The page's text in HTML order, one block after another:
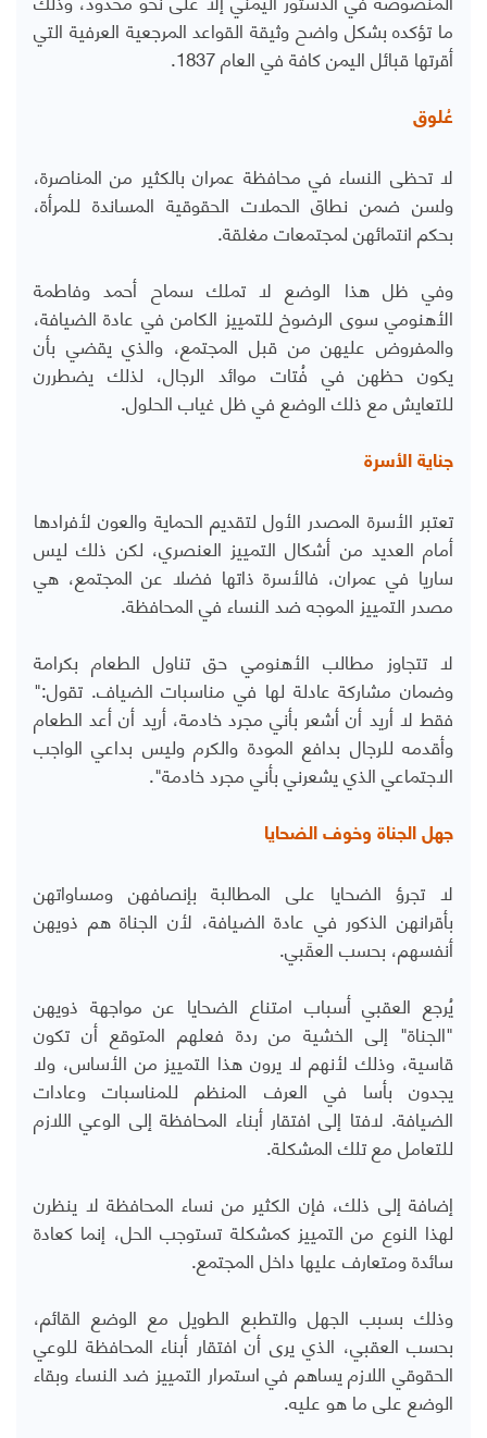
ما تؤكده بشكل واضح وثيقة القواعد المرجعية العرفية التي
أقرتها قبائل اليمن كافة في العام 1837.
عُلوق
لا تحظى النساء في محافظة عمران بالكثير من المناصرة،
ولسن ضمن نطاق الحملات الحقوقية المساندة للمرأة،
بحكم انتمائهن لمجتمعات مغلقة.
وفي ظل هذا الوضع لا تملك سماح أحمد وفاطمة
الأهنومي سوى الرضوخ للتمييز الكامن في عادة الضيافة،
والمفروض عليهن من قبل المجتمع، والذي يقضي بأن
يكون حظهن في فُتات موائد الرجال، لذلك يضطررن
للتعايش مع ذلك الوضع في ظل غياب الحلول.
جناية الأسرة
تعتبر الأسرة المصدر الأول لتقديم الحماية والعون لأفرادها
أمام العديد من أشكال التمييز العنصري، لكن ذلك ليس
ساريا في عمران، فالأسرة ذاتها فضلا عن المجتمع، هي
مصدر التمييز الموجه ضد النساء في المحافظة.
لا تتجاوز مطالب الأهنومي حق تناول الطعام بكرامة
وضمان مشاركة عادلة لها في مناسبات الضياف. تقول:"
فقط لا أريد أن أشعر بأني مجرد خادمة، أريد أن أعد الطعام
وأقدمه للرجال بدافع المودة والكرم وليس بداعي الواجب
الاجتماعي الذي يشعرني بأني مجرد خادمة".
جهل الجناة وخوف الضحايا
لا تجرؤ الضحايا على المطالبة بإنصافهن ومساواتهن
بأقرانهن الذكور في عادة الضيافة، لأن الجناة هم ذويهن
أنفسهم، بحسب العقَبي.
يُرجع العقبي أسباب امتناع الضحايا عن مواجهة ذويهن
"الجناة" إلى الخشية من ردة فعلهم المتوقع أن تكون
قاسية، وذلك لأنهم لا يرون هذا التمييز من الأساس، ولا
يجدون بأسا في العرف المنظم للمناسبات وعادات
الضيافة. لافتا إلى افتقار أبناء المحافظة إلى الوعي اللازم
للتعامل مع تلك المشكلة.
إضافة إلى ذلك، فإن الكثير من نساء المحافظة لا ينظرن
لهذا النوع من التمييز كمشكلة تستوجب الحل، إنما كعادة
سائدة ومتعارف عليها داخل المجتمع.
وذلك بسبب الجهل والتطبع الطويل مع الوضع القائم،
بحسب العقبي، الذي يرى أن افتقار أبناء المحافظة للوعي
الحقوقي اللازم يساهم في استمرار التمييز ضد النساء وبقاء
الوضع على ما هو عليه.